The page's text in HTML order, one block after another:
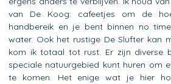
van De Koog: cafeetjes om de
handbereik en je bent binnen no
water. Ook het rustige De Slufter kan
kom ik totaal tot rust. Er zijn diverse
speciale natuurgebied kunt huren om
te komen. Het enige wat je hier